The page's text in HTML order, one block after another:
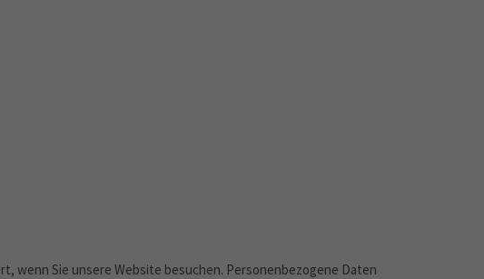
wenn Sie unsere Website besuchen. Personenbezogene Daten